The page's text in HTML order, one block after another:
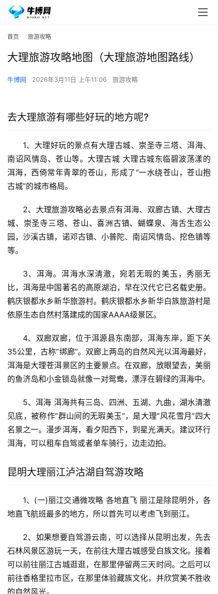
首页 旅游攻略
大理旅游攻略地图（大理旅游地图路线）
牛博网 2026年3月11日 上午11:06 旅游攻略
去大理旅游有哪些好玩的地方呢?
1、大理好玩的景点有大理古城、崇圣寺三塔、洱海、
南诏风情岛、苍山等。大理古城 大理古城东临碧波荡漾的
洱海，西倚常年青翠的苍山，形成了“一水绕苍山，苍山抱
古城”的城市格局。
2、大理旅游攻略必去景点有洱海、双廊古镇、大理古
城、崇圣寺三塔、苍山、喜洲古镇、蝴蝶泉、海舌生态公
园，沙溪古镇，诺邓古镇、小普陀、南诏风情岛、挖色镇等
等。
3、洱海。洱海水深清澈，宛若无瑕的美玉，秀丽无
比，洱海是中国著名的高原湖泊，早在汉代它已名载史册。
鹤庆银都水乡新华旅游村。鹤庆银都水乡新华白族旅游村是
依原生态自然村落建成的国家AAAA级景区。
4、双廊双廊，位于洱源县东南部，洱海东岸，距下关
35公里，古称“绑廊”。双廊上两岛的自然风光以洱海最好，
洱海是大理苍洱景区的主要景点。在双廊，放眼望去，美丽
的鱼济岛和小金锁岛就像一对鸳鸯，漂浮在碧绿的洱海中。
5、洱海 洱海共有三岛、四洲、五湖、九曲，湖水清澈
见底，被称作“群山间的无瑕美玉”，是大理“风花雪月”四大
名景之一。漫步洱海，看夕阳西下，到星光满天。建议环行
洱海，可以租车自驾或者单车骑行，边走边拍。
昆明大理丽江泸沽湖自驾游攻略
1、(一)丽江交通微攻略 各地直飞 丽江是除昆明外，各
地直飞航班最多的地方，所以首先可以考虑飞到丽江。
2、如果想要自驾游云南，可以选择从昆明出发，先去
石林风景区游玩一天，在前往大理古城感受白族文化。接着
可以前往丽江古城逛逛，在那里停留两三天时间。之后可以
前往香格里拉市区，在那里体验藏族文化，并欣赏美不胜收
的自然风光。